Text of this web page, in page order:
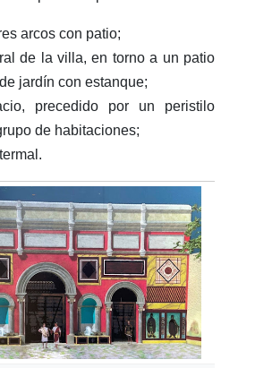
arcos con patio;
de la villa, en torno a un patio
jardín con estanque;
precedido por un peristilo
de habitaciones;